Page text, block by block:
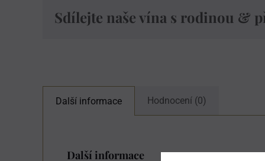
Sdílejte naše vína s rodinou &
Další informace Hodnocení (0)
Další informace